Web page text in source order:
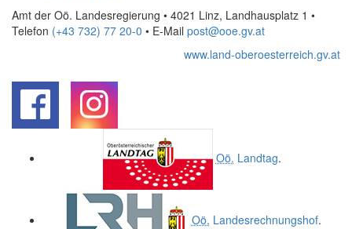
Amt der Oö. Landesregierung • 4021 Linz, Landhausplatz 1 •
Telefon (+43 732) 77 20-0 • E-Mail post@ooe.gv.at
www.land-oberoesterreich.gv.at
Oö. Landtag.
Oö. Landesrechnungshof.